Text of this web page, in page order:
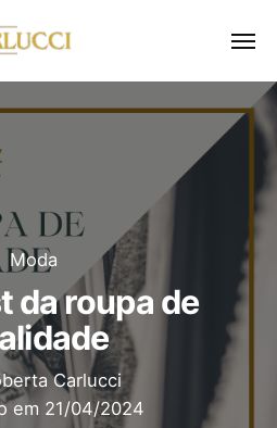
Moda
da roupa de
Carlucci
em 21/04/2024